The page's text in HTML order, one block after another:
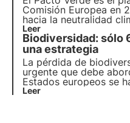
Comisión Europea en
hacia la neutralidad
alcanzarse en 2050.
profundizaremos en
superar los retos
la UE en una
Leer
Biodiversidad: sólo
una estrategia
La pérdida de
urgente que debe
Estados europeos se
proteger la
Leer